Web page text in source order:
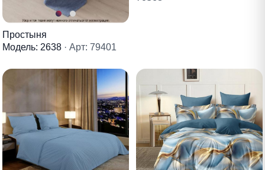
Простыня
Модель: 2638 · Арт: 79401